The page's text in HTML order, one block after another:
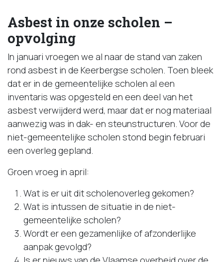
Asbest in onze scholen –
opvolging
In januari vroegen we al naar de stand van zaken
rond asbest in de Keerbergse scholen. Toen bleek
dat er in de gemeentelijke scholen al een
inventaris was opgesteld en een deel van het
asbest verwijderd werd, maar dat er nog materiaal
aanwezig was in dak- en steunstructuren. Voor de
niet-gemeentelijke scholen stond begin februari
een overleg gepland.
Groen vroeg in april:
Wat is er uit dit scholenoverleg gekomen?
Wat is intussen de situatie in de niet-
gemeentelijke scholen?
Wordt er een gezamenlijke of afzonderlijke
aanpak gevolgd?